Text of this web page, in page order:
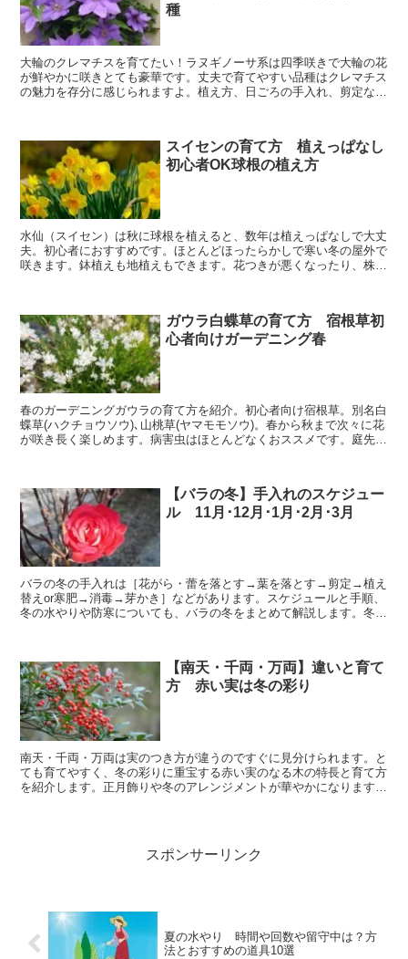
種
大輪のクレマチスを育てたい！ラヌギノーサ系は四季咲きで大輪の花
が鮮やかに咲きとても豪華です。丈夫で育てやすい品種はクレマチス
の魅力を存分に感じられますよ。植え方、日ごろの手入れ、剪定など
スイセンの育て方 植えっぱなし
初心者OK球根の植え方
水仙（スイセン）は秋に球根を植えると、数年は植えっぱなしで大丈
夫。初心者におすすめです。ほとんどほったらかしで寒い冬の屋外で
咲きます。鉢植えも地植えもできます。花つきが悪くなったり、株を
ガウラ白蝶草の育て方 宿根草初
心者向けガーデニング春
春のガーデニングガウラの育て方を紹介。初心者向け宿根草。別名白
蝶草(ハクチョウソウ)､山桃草(ヤマモモソウ)。春から秋まで次々に花
が咲き長く楽しめます。病害虫はほとんどなくおススメです。庭先や
【バラの冬】手入れのスケジュー
ル 11月･12月･1月･2月･3月
バラの冬の手入れは［花がら・蕾を落とす→葉を落とす→剪定→植え
替えor寒肥→消毒→芽かき］などがあります。スケジュールと手順、
冬の水やりや防寒についても、バラの冬をまとめて解説します。冬の
【南天・千両・万両】違いと育て
方 赤い実は冬の彩り
南天・千両・万両は実のつき方が違うのですぐに見分けられます。と
ても育てやすく、冬の彩りに重宝する赤い実のなる木の特長と育て方
を紹介します。正月飾りや冬のアレンジメントが華やかになります
スポンサーリンク
夏の水やり 時間や回数や留守中は？方
法とおすすめの道具10選